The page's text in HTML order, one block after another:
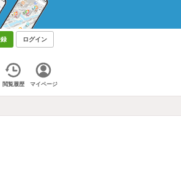
ログイン
閲覧履歴 マイページ